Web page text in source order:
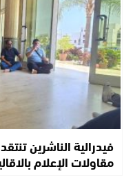
فيدرالية الناشرين
مقاولات الإعلام